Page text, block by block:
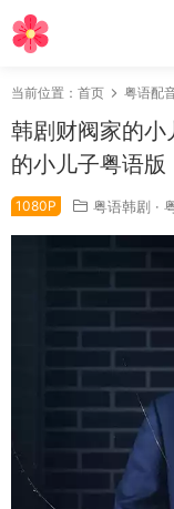
当前位置： 首页 粤语配
韩剧财阀家的
的小儿子粤语版
1080P 粤语韩剧 ·